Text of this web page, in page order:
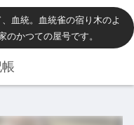
血統。血統雀の宿り木のよ
のかつての屋号です。